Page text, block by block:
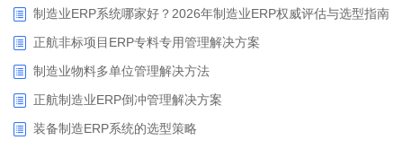
制造业ERP系统哪家好？2026年制造业ERP权威评估与选型指南
正航非标项目ERP专料专用管理解决方案
制造业物料多单位管理解决方法
正航制造业ERP倒冲管理解决方案
装备制造ERP系统的选型策略